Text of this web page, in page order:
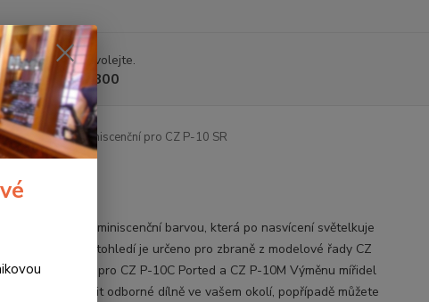
si rady? Zavolejte.
225 375 800
Hledí luminiscenční pro CZ P-10 SR
hledí s luminiscenční barvou, která po nasvícení světelkuje
5-10 minut. Totohledí je určeno pro zbraně z modelové řady CZ
Není určeno pro CZ P-10C Ported a CZ P-10M Výměnu mířidel
svěřit odborné dílně ve vašem okolí, popřípadě můžete